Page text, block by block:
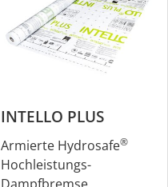
INTELLO PLUS
Armierte Hydrosafe®
Hochleistungs-